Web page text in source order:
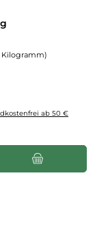
Kilogramm)
ab 50 €